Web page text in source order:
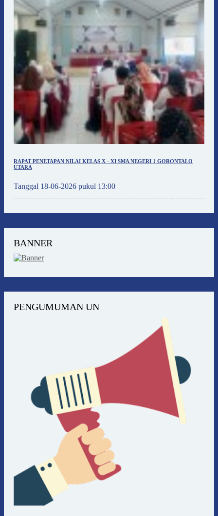
RAPAT PENETAPAN NILAI KELAS X - XI SMA NEGERI 1 GORONTALO
UTARA
Tanggal 18-06-2026 pukul 13:00
BANNER
PENGUMUMAN UN